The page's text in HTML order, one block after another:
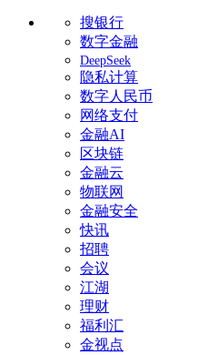
搜银行
数字金融
DeepSeek
隐私计算
数字人民币
网络支付
金融AI
区块链
金融云
物联网
金融安全
快讯
招聘
会议
江湖
理财
福利汇
金视点